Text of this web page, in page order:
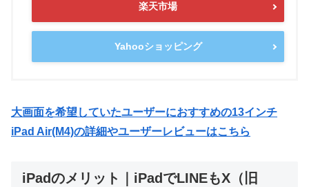
楽天市場
Yahooショッピング
大画面を希望していたユーザーにおすすめの13インチ
iPad Air(M4)の詳細やユーザーレビューはこちら
iPadのメリット｜iPadでLINEもX（旧